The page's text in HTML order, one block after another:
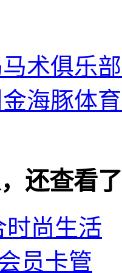
术俱乐
海豚体
还查看